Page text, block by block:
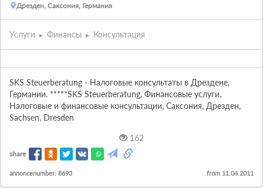
Дрезден, Саксония, Германия
Услуги Финансы Консультация
SKS Steuerberatung - Налоговые консультаты в Дрездене,
Германии. *****SKS Steuerberatung, Финансовые услуги,
Налоговые и финансовые консультации, Саксония, Дрезден,
Sachsen, Dresden
162
share
annoncenumber: 8693 from 11.04.2011